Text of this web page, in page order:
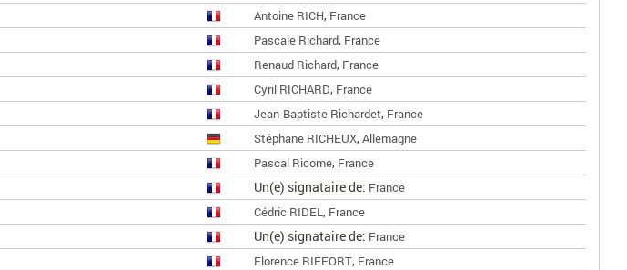
Antoine RICH, France
Pascale Richard, France
Renaud Richard, France
Cyril RICHARD, France
Jean-Baptiste Richardet, France
Stéphane RICHEUX,Allemagne
Pascal Ricome, France
Un(e) signataire de: France
Cédric RIDEL , France
Un(e) signataire de: France
Florence RIFFORT, France